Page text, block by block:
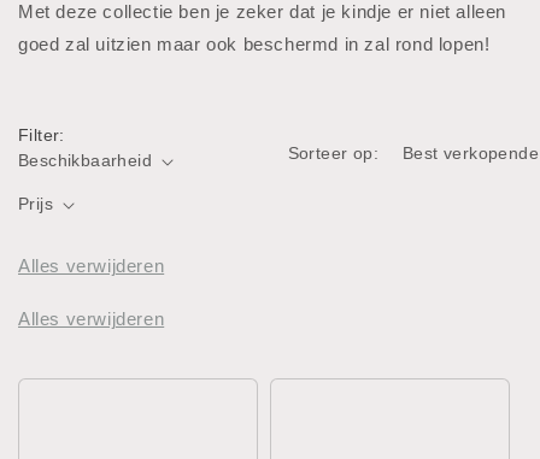
l
e
i
e
:
Met deze collectie ben je zeker dat je kindje er niet alleen
goed zal uitzien maar ook beschermd in zal rond lopen!
Filter:
Beschikbaarheid
Prijs
Alles verwijderen
Sorteer op:
Alles verwijderen